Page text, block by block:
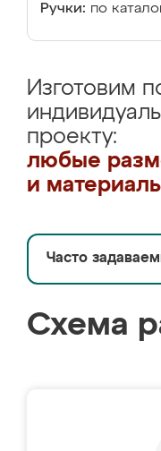
Ручки: по
Изготовим
проекту:
любые
и
Часто
Схема